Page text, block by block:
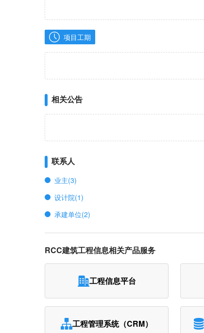
项目工期
相关公告
联系人
业主(3)
设计院(1)
承建单位(2)
RCC建筑工程信息相关产品服务
工程信息平台
工程管理系统（CRM）